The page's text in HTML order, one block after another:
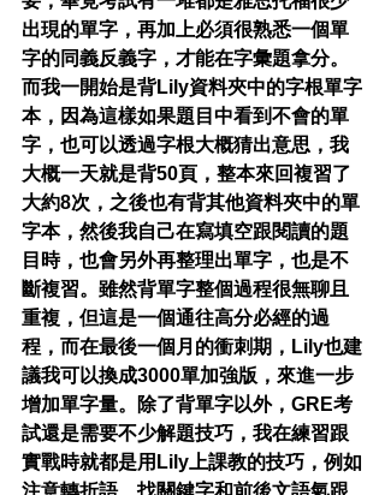
出現的單字，再加上必須很熟悉一個單
字的同義反義字，才能在字彙題拿分。
而我一開始是背Lily資料夾中的字根單字
本，因為這樣如果題目中看到不會的單
字，也可以透過字根大概猜出意思，我
大概一天就是背50頁，整本來回複習了
大約8次，之後也有背其他資料夾中的單
字本，然後我自己在寫填空跟閱讀的題
目時，也會另外再整理出單字，也是不
斷複習。雖然背單字整個過程很無聊且
重複，但這是一個通往高分必經的過
程，而在最後一個月的衝刺期，Lily也建
議我可以換成3000單加強版，來進一步
增加單字量。除了背單字以外，GRE考
試還是需要不少解題技巧，我在練習跟
實戰時就都是用Lily上課教的技巧，例如
注意轉折語、找關鍵字和前後文語氣跟